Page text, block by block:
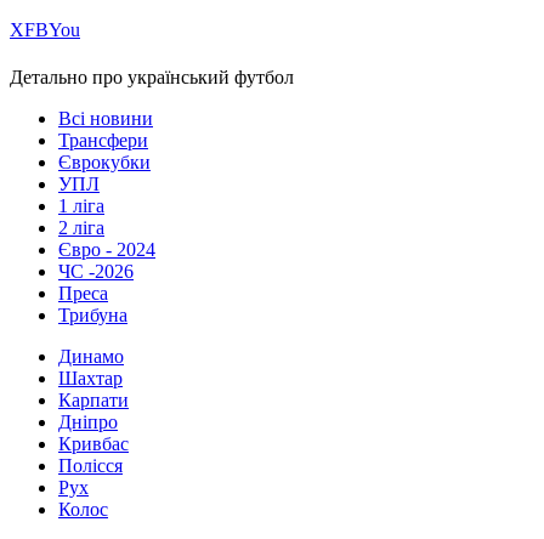
ХFBYou
Детально про український футбол
Всі новини
Трансфери
Єврокубки
УПЛ
1 ліга
2 ліга
Євро - 2024
ЧС -2026
Преса
Трибуна
Динамо
Шахтар
Карпати
Дніпро
Кривбас
Полісся
Рух
Колос